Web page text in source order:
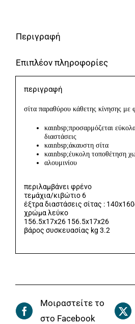
BORMANN
ποσότητα
Περιγραφή
Επιπλέον πληροφορίες
περιγραφή
σίτα παραθύρου κάθετης κίνησης με
καιnbsp;προσαρμόζεται
διαστάσεις
καιnbsp;άκαυστη σίτα
καιnbsp;έυκολη τοποθέτηση
αλουμινίου
περιλαμβάνει φρένο
τεμάχια/κιβώτιο 6
έξτρα διαστάσεις σίτας :
χρώμα λεύκο
156.5x17x26 156.5x17x26
βάρος συσκευασίας kg 3.2
Μοιραστείτε το
στο Facebook